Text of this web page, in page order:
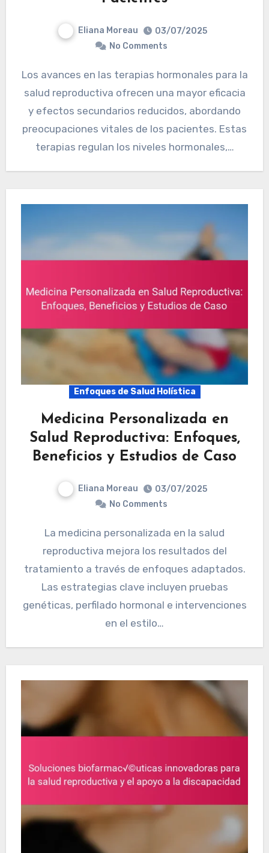
Eliana Moreau
03/07/2025
No Comments
Los avances en las terapias hormonales para la
salud reproductiva ofrecen una mayor eficacia
y efectos secundarios reducidos, abordando
preocupaciones vitales de los pacientes. Estas
terapias regulan los niveles hormonales,…
Enfoques de Salud Holística
Medicina Personalizada en
Salud Reproductiva: Enfoques,
Beneficios y Estudios de Caso
Eliana Moreau
03/07/2025
No Comments
La medicina personalizada en la salud
reproductiva mejora los resultados del
tratamiento a través de enfoques adaptados.
Las estrategias clave incluyen pruebas
genéticas, perfilado hormonal e intervenciones
en el estilo…